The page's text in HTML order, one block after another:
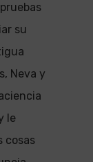
su
Neva y
le
cosas